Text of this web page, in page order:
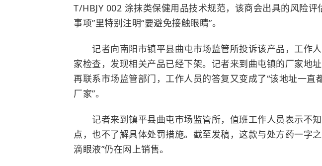
T/HBJY 002 涂抹类保健用品技术规范，该商会出具的风险评
事项”里特别注明“要避免接触眼睛”。
记者向南阳市镇平县曲屯市场监管所投诉该产品，工作
家检查，发现相关产品已经下架。记者来到曲屯镇的厂家地址
再联系市场监管部门，工作人员的答复又变成了“该地址一直
厂家”。
记者来到镇平县曲屯市场监管所，值班工作人员表示不
点，也不了解具体处罚措施。截至发稿，这款与处方药一字
滴眼液”仍在网上销售。